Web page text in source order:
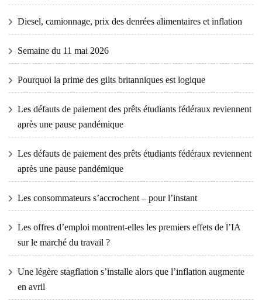
Diesel, camionnage, prix des denrées alimentaires et inflation
Semaine du 11 mai 2026
Pourquoi la prime des gilts britanniques est logique
Les défauts de paiement des prêts étudiants fédéraux reviennent
après une pause pandémique
Les défauts de paiement des prêts étudiants fédéraux reviennent
après une pause pandémique
Les consommateurs s’accrochent – ​​pour l’instant
Les offres d’emploi montrent-elles les premiers effets de l’IA
sur le marché du travail ?
Une légère stagflation s’installe alors que l’inflation augmente
en avril